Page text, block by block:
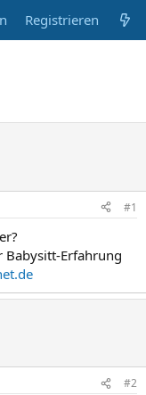
Registrieren
#1
Erfahrung
#2